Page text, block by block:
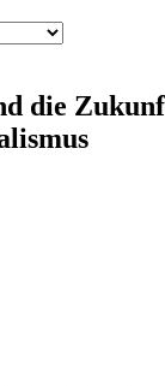
die